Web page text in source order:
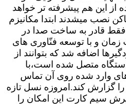
از این هم پیشرفته تر خواهد
نصب میشدند ابتدا مکانیزم
قادر به ساخت صدا در
زمان و با توسعه فنّاوری های
اضافه شد که بتوانند از
متصل شده است،با
وارد شده روی آن تماس
گزارش کند.امروزه نسل تازه
سیم کارت این امکان را